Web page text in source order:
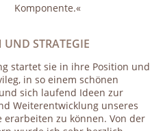
Komponente.«
STRATEGIE
startet sie in ihre Position und
in so einem schönen
sich laufend Ideen zur
Weiterentwicklung unseres
erarbeiten zu können. Von der